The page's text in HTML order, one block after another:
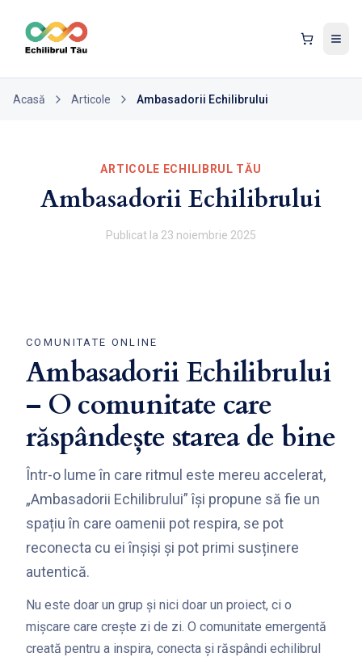
Acasă Articole Ambasadorii Echilibrului
ARTICOLE ECHILIBRUL TĂU
Ambasadorii Echilibrului
Publicat la 23 noiembrie 2025
COMUNITATE ONLINE
Ambasadorii Echilibrului
– O comunitate care
răspândește starea de bine
Într-o lume în care ritmul este mereu accelerat,
„Ambasadorii Echilibrului” își propune să fie un
spațiu în care oamenii pot respira, se pot
reconecta cu ei înșiși și pot primi susținere
autentică.
Nu este doar un grup și nici doar un proiect, ci o
mișcare care crește zi de zi. O comunitate emergentă
creată pentru a inspira, conecta și răspândi echilibrul